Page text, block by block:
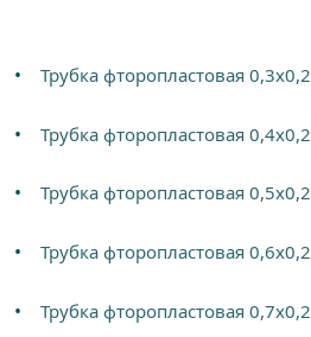
Трубка фторопластовая 0,3х0,2
Трубка фторопластовая 0,4х0,2
Трубка фторопластовая 0,5х0,2
Трубка фторопластовая 0,6х0,2
Трубка фторопластовая 0,7х0,2